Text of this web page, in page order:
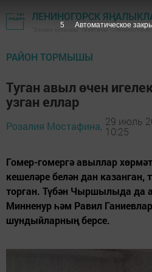
ЛЕНИНОГОРСК
"Заман сулышы" газетасы -
РАЙОН ТОРМЫШЫ
Туган авыл өчен
узган еллар
Розалия Мостафина, 29 июль
10:25
Гомер-гомергә авыллар
кешеләре белән дан казанган,
торган. Түбән Чыршылыда да
Минненур һәм Равил
шундыйларның берсе.
4 Автоматическое